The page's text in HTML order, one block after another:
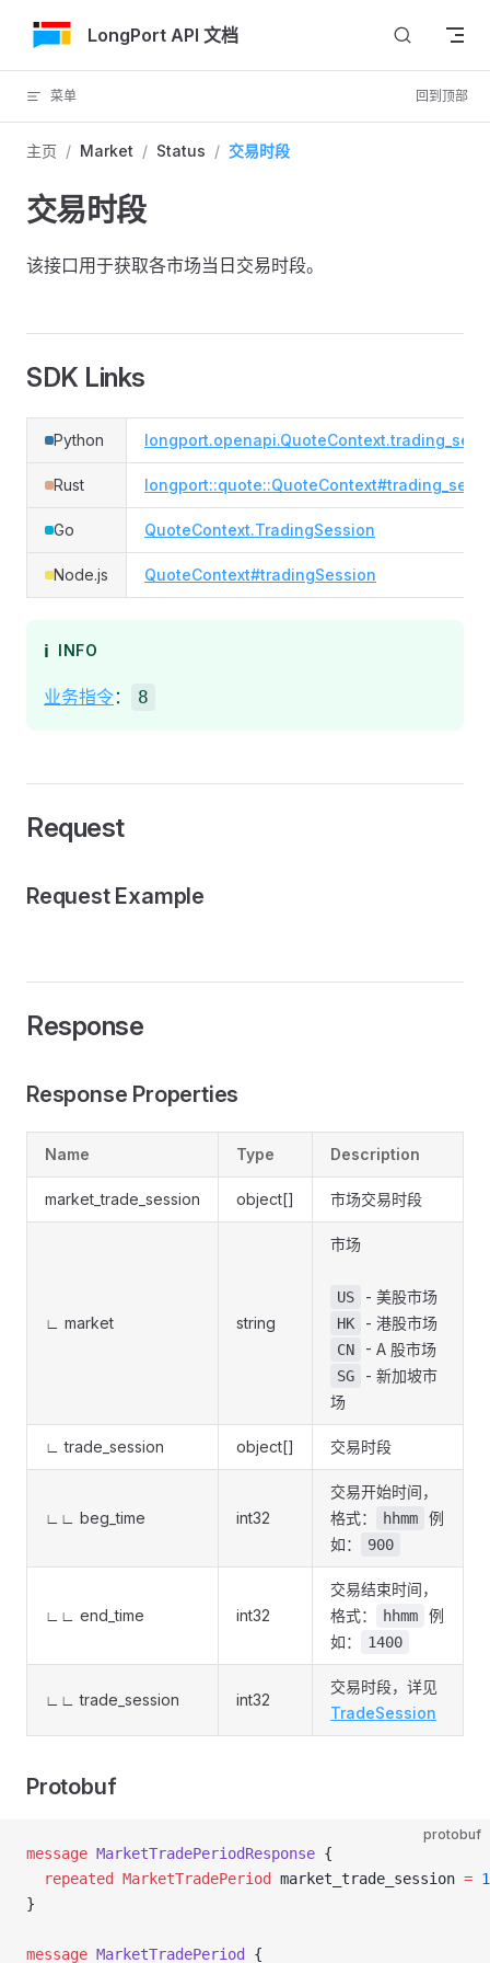
跳转到内容LongPort API 文档
菜单 回到顶部
主页 / Market / Status / 交易时段
交易时段
该接口用于获取各市场当日交易时段。
SDK Links
Python
Rust
Go QuoteContext.TradingSession
Node.js QuoteContext#tradingSession
ℹ️ INFO
业务指令： 8
Request
Request Example
Response
Response Properties
Name Type Description
market_trade_session object[] 市场交易时段
∟ market string
市场
US - 美股市场
HK - 港股市场
CN - A 股市场
SG
- 新加坡市
场
∟ trade_session object[] 交易时段
∟∟ beg_time int32
交易开始时间，
格式：
hhmm
例
如：
900
∟∟ end_time int32
交易结束时间，
格式：
hhmm
例
如：
1400
∟∟ trade_session int32
交易时段，详见
TradeSession
Protobuf
protobuf
message MarketTradePeriodResponse {
  repeated
MarketTradePeriod market_trade_session = 1
}
message MarketTradePeriod {